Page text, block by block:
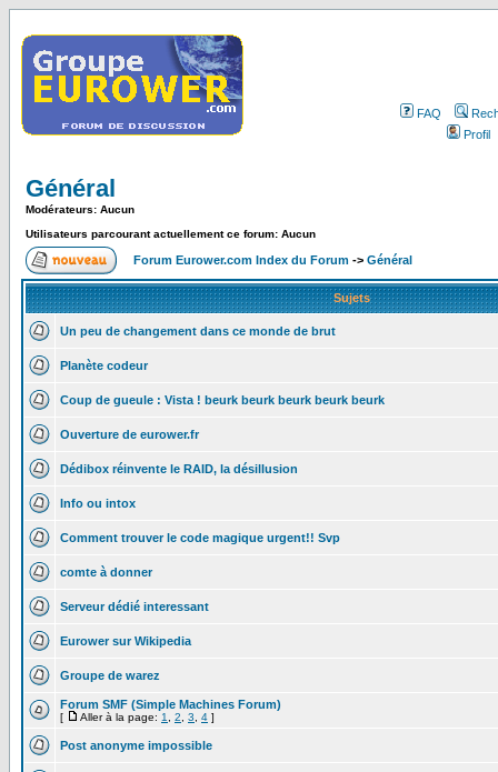
FAQ
Profil
Général
Modérateurs: Aucun
Utilisateurs parcourant actuellement ce forum: Aucun
Forum Eurower.com Index du Forum -> Général
Sujets
Un peu de changement dans ce monde de brut
Planète codeur
Coup de gueule : Vista ! beurk beurk beurk beurk beurk
Ouverture de eurower.fr
Dédibox réinvente le RAID, la désillusion
Info ou intox
Comment trouver le code magique urgent!! Svp
comte à donner
Serveur dédié interessant
Eurower sur Wikipedia
Groupe de warez
Forum SMF (Simple Machines Forum)
[ Aller à la page: 1 2 3 4 ]
Post anonyme impossible